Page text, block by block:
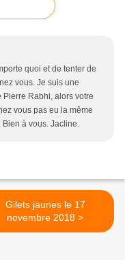
quoi et de tenter de
vous. Je suis une
Rabhi, alors votre
vous pas eu la même
à vous. Jacline.
Gilets jaunes le 17
novembre 2018 >